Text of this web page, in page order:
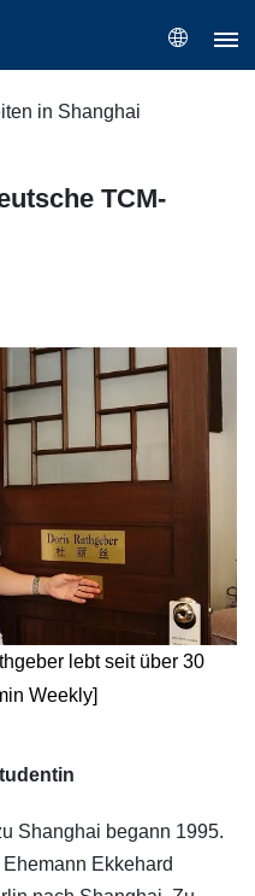
in Shanghai
TCM-
lebt seit über 30
Weekly]
Shanghai begann 1995.
Ekkehard